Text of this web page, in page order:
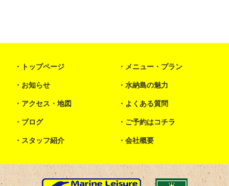
トップページ メニュー・プラン
お知らせ 水納島の魅力
アクセス・地図 よくある質問
ブログ ご予約はコチラ
スタッフ紹介 会社概要